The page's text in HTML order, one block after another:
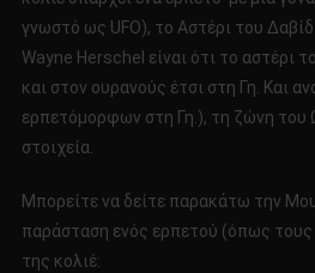
γνωστό ως UFO), το Αστέρι του
Wayne Herschel είναι ότι το αστέρι
και στον ουρανούς έτσι στη Γη. Και
ερπετόμορφων στη Γη.), τη ζώνη του
στοιχεία.
Μπορείτε να δείτε παρακάτω την
παράσταση ενός ερπετού (όπως τους
της κολιέ: